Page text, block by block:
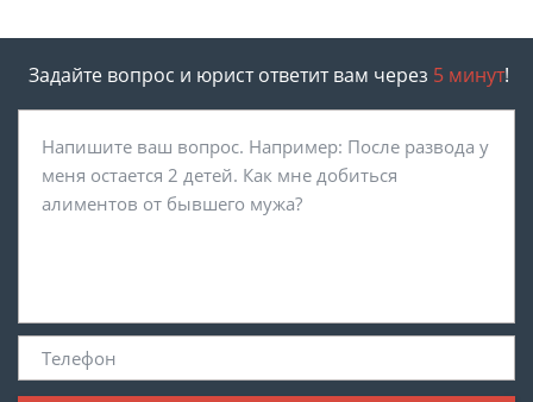
Задайте вопрос и юрист ответит вам через 5 минут!